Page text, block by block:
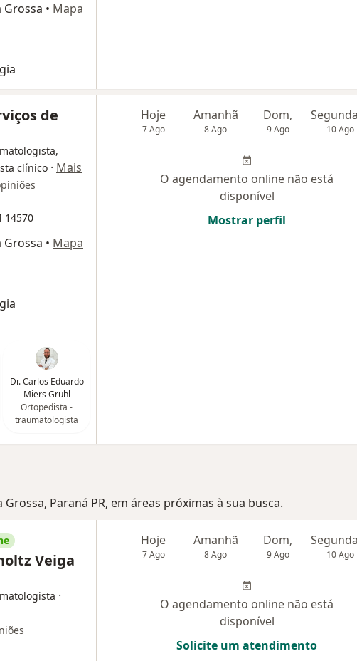
Grossa • Mapa
de
clínico · Mais
14570
Grossa • Mapa
Dr. Carlos Eduardo
Miers Gruhl
Ortopedista -
traumatologista
Hoje
7 Ago
Amanhã
8 Ago
Dom,
9 Ago 10 Ago
O agendamento online não está
disponível
Mostrar perfil
Paraná PR, em áreas próximas à sua busca.
Veiga
·
Hoje
7 Ago
Amanhã
8 Ago
Dom,
9 Ago 10 Ago
O agendamento online não está
disponível
Solicite um atendimento